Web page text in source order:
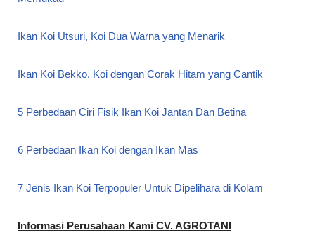
Ikan Koi Utsuri, Koi Dua Warna yang Menarik
Ikan Koi Bekko, Koi dengan Corak Hitam yang Cantik
5 Perbedaan Ciri Fisik Ikan Koi Jantan Dan Betina
6 Perbedaan Ikan Koi dengan Ikan Mas
7 Jenis Ikan Koi Terpopuler Untuk Dipelihara di Kolam
Informasi Perusahaan Kami CV. AGROTANI